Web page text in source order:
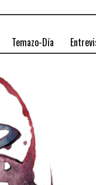
Temazo-Día